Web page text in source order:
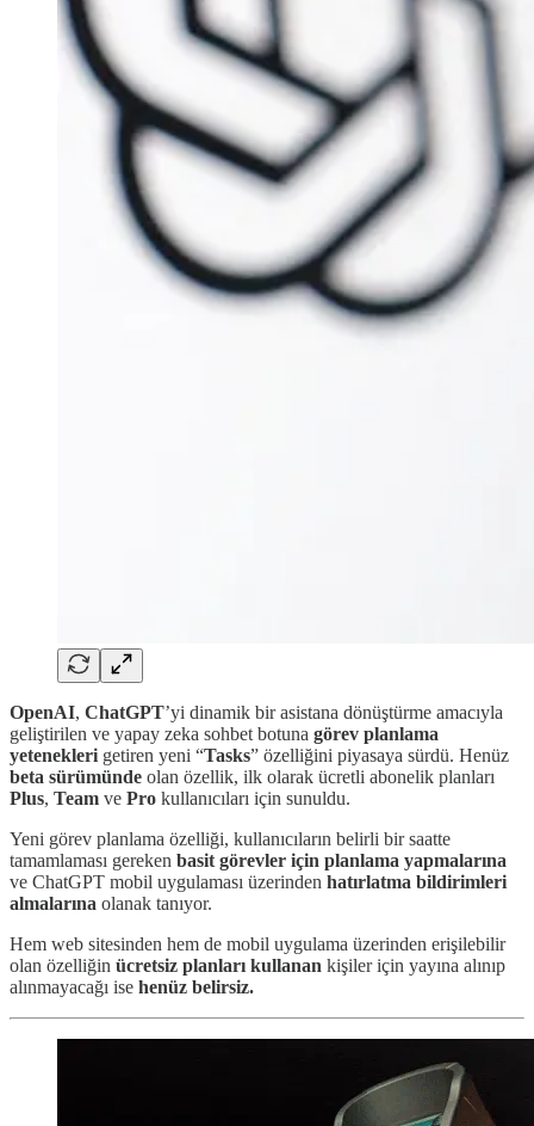
OpenAI, ChatGPT’yi dinamik bir asistana dönüştürme amacıyla
geliştirilen ve yapay zeka sohbet botuna görev planlama
yetenekleri getiren yeni “Tasks” özelliğini piyasaya sürdü. Henüz
beta sürümünde olan özellik, ilk olarak ücretli abonelik planları
Plus, Team ve Pro kullanıcıları için sunuldu.
Yeni görev planlama özelliği, kullanıcıların belirli bir saatte
tamamlaması gereken basit görevler için planlama yapmalarına
ve ChatGPT mobil uygulaması üzerinden hatırlatma bildirimleri
almalarına olanak tanıyor.
Hem web sitesinden hem de mobil uygulama üzerinden erişilebilir
olan özelliğin ücretsiz planları kullanan kişiler için yayına alınıp
alınmayacağı ise henüz belirsiz.